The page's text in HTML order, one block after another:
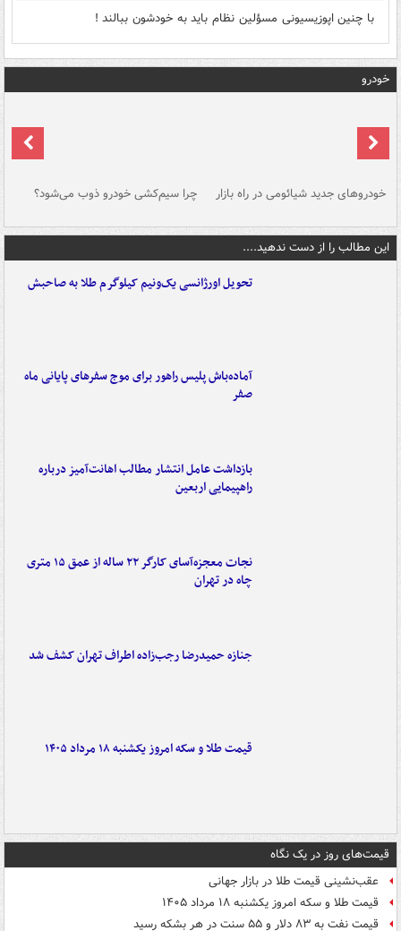
با چنين اپوزيسيونى مسؤلين نظام بايد به خودشون ببالند !
خودرو
خودروهای جدید شیائومی در راه بازار چرا سیم‌کشی خودرو ذوب می‌شود؟
این مطالب را از دست ندهید....
تحویل اورژانسی یک‌ونیم کیلوگرم طلا به صاحبش
آماده‌باش پلیس راهور برای موج سفرهای پایانی ماه
صفر
بازداشت عامل انتشار مطالب اهانت‌آمیز درباره
راهپیمایی اربعین
نجات معجزه‌آسای کارگر ۲۲ ساله از عمق ۱۵ متری
چاه در تهران
جنازه حمیدرضا رجب‌زاده اطراف تهران کشف شد
قیمت طلا و سکه امروز یکشنبه ۱۸ مرداد ۱۴۰۵
قیمت‌های روز در یک نگاه
عقب‌نشینی قیمت طلا در بازار جهانی
قیمت طلا و سکه امروز یکشنبه ۱۸ مرداد ۱۴۰۵
قیمت نفت به ۸۳ دلار و ۵۵ سنت در هر بشکه رسید